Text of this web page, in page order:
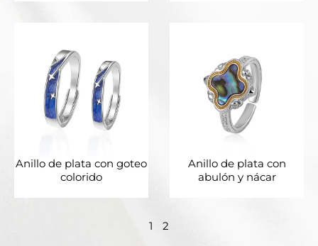
Anillo de plata con goteo
colorido
Anillo de plata con
abulón y nácar
1 2